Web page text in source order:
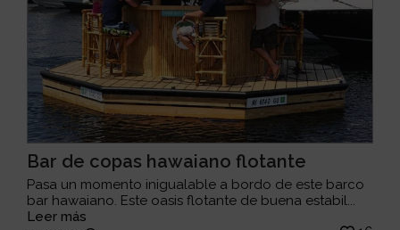
Bar de copas hawaiano flotante
Pasa un momento inigualable a bordo de este barco
bar hawaiano. Este oasis flotante de buena estabil...
Leer más